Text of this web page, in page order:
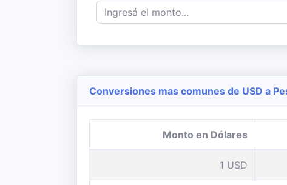
Conversiones mas comunes de USD a
Monto en Dólares
1 USD